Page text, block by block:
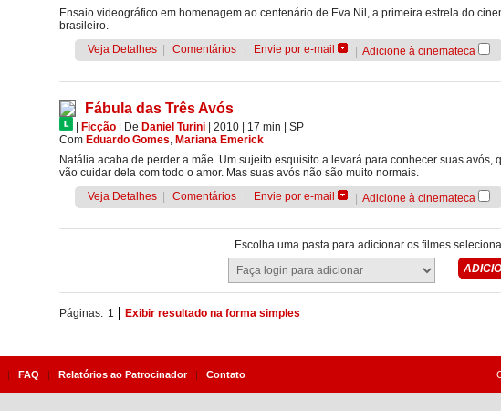
Ensaio videográfico em homenagem ao centenário de Eva Nil, a primeira estrela do
brasileiro.
Veja Detalhes
Comentários Envie por e-mail Adicione à cinemateca
Fábula das Três Avós
Ficção De Daniel Turini | 2010 | 17 min
SP
Com Eduardo Gomes, Mariana Emerick
Natália acaba de perder a mãe. Um sujeito esquisito a levará para conhecer suas avós,
vão cuidar dela com todo o amor. Mas suas avós não são muito normais.
Veja Detalhes
Comentários Envie por e-mail Adicione à cinemateca
Escolha uma pasta para adicionar os filmes
Páginas: 1 Exibir resultado na forma simples
| FAQ | Relatórios ao Patrocinador| Contato